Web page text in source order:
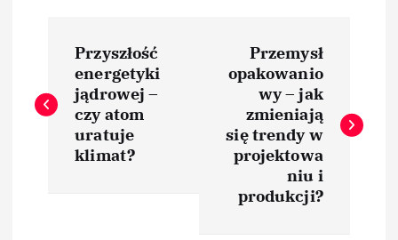
a
w
Przyszłość
energetyki
jądrowej –
czy atom
uratuje
klimat?
Przemysł
opakowanio
wy – jak
zmieniają
się trendy w
projektowa
niu i
produkcji?